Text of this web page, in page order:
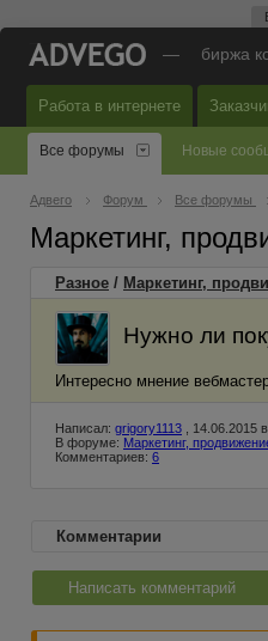
— биржа
Работа в интернете
Все форумы Новые
Адвего Форум Все форумы
Маркетинг,
Разное / Маркетинг,
Нужно ли
Интересно мнение
Написал: grigory1113 , 14.06.2015
В форуме: Маркетинг,
Комментариев: 6
Комментарии
Написать комментарий